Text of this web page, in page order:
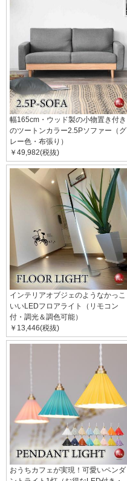
幅165cm・ウッド製の小物置き付き
のツートンカラー2.5Pソファー（グ
レー色・布張り）
￥49,982(税抜)
インテリアオブジェのようなかっこ
いいLEDフロアライト（リモコン
付・調光＆調色可能）
￥13,446(税抜)
おうちカフェが実現！可愛いペンダ